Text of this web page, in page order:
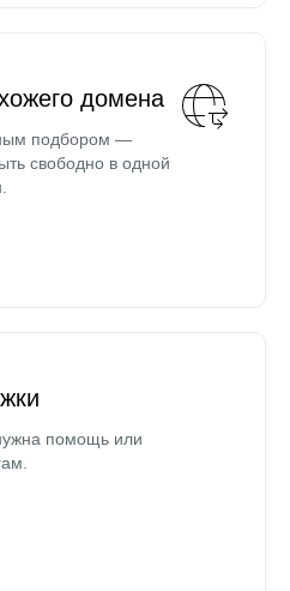
домена
подбором —
свободно в одной
помощь или